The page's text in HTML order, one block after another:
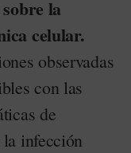
la
celular.
observadas
con las
de
la infección